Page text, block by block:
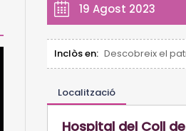
19 Agost 2023
Inclòs en: Descobreix el
Localització
Hospital del Coll